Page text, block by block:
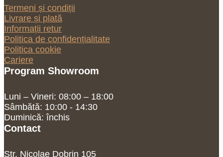
Termeni și condiții
Livrare și plată
Informații retur
Politica de confidențialitate
Politica cookie
Cariere
Program Showroom
Luni – Vineri: 08:00 – 18:00
Sâmbătă: 10:00 - 14:30
Duminică: închis
Contact
Str. Nicolae Dobrin 105